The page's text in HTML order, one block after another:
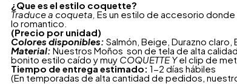
¿Que es el estilo coquette?
Traduce a coqueta, Es un estilo de accesorio
lo romantico.
(Precio por unidad)
Colores disponibles: Salmón, Beige, Durazno claro,
Material: Nuestros Moños son de tela de alta
bonito estilo caído y muy COQUETTE Yel clip de
Tiempo de entrega estimado: 1-2 días hábiles
(En temporadas de alta cantidad de pedidos,